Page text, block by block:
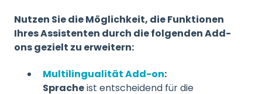
Nutzen Sie die Möglichkeit, die Funktionen
Ihres Assistenten durch die folgenden Add-
ons gezielt zu erweitern:
Multilingualität Add-on:
Spracheist entscheidend für die